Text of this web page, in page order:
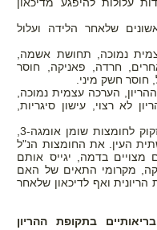
לידה 25% מהיולדות עלולות להיפגע מדיכאון
שלאחר הלידה ועלול
נמוכה, תחושת אשמה,
חרדה, פאניקה, חוסר
חוסר חשק מיני.
הערכה עצמית נמוכה,
לא רצוי, עישון סיגריות,
כמו כן, יש לציין שהעובר והתינוק זקוק לחומצות שומן אומגה-3,
העין. את החומצות הנ"ל
בדמה, יגייס אותם
מקרומי התאים של האם
ואף לדיכאון שלאחר
בתקופת ההריון